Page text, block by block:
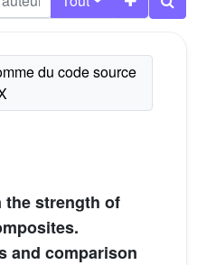
the strength of
and comparison